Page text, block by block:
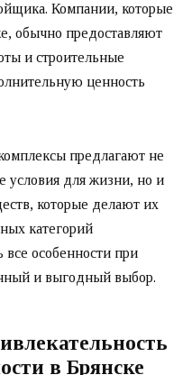
Компании, которые
обычно предоставляют
и строительные
ценность
предлагают не
условия для жизни, но и
которые делают их
категорий
особенности при
и выгодный выбор.
в Брянске